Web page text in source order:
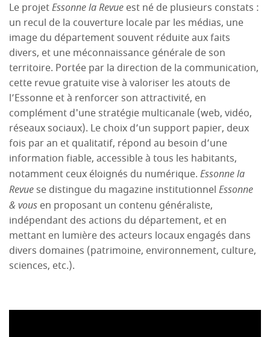
Le projetEssonne la Revue est né de plusieurs constats :
un recul de la couverture locale par les médias, une
image du département souvent réduite aux faits
divers, et une méconnaissance générale de son
territoire. Portée par la direction de la communication,
cette revue gratuite vise à valoriser les atouts de
l’Essonne et à renforcer son attractivité, en
complément d'une stratégie multicanale (web, vidéo,
réseaux sociaux). Le choix d’un support papier, deux
fois par an et qualitatif, répond au besoin d’une
information fiable, accessible à tous les habitants,
notamment ceux éloignés du numérique. Essonne la
Revue se distingue du magazine institutionnel Essonne
& vous en proposant un contenu généraliste,
indépendant des actions du département, et en
mettant en lumière des acteurs locaux engagés dans
divers domaines (patrimoine, environnement, culture,
sciences, etc.).